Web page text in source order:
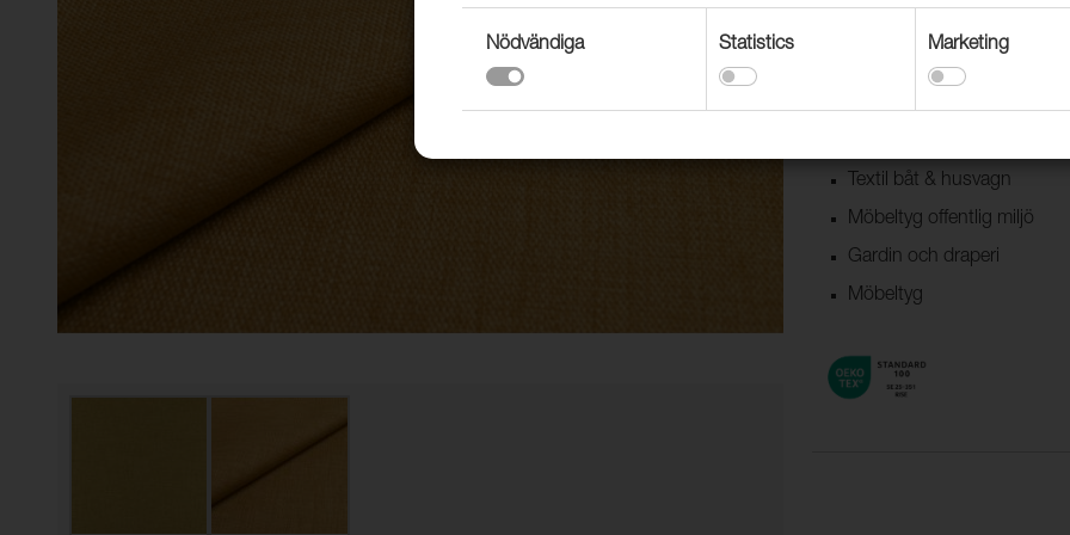
Användningsområden
Textil båt & husvagn
Möbeltyg offentlig miljö
Gardin och draperi
Möbeltyg
Nödvändiga Statistics Marketing